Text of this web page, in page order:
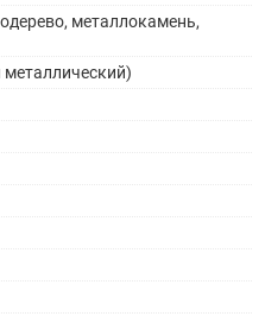
металлокамень,